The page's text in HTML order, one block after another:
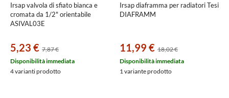
Irsap valvola di sfiato bianca e
cromata da 1/2" orientabile
ASIVAL03E
5,23 € 7,87 €
Disponibilità immediata
4 varianti prodotto
Irsap diaframma per radiatori Tesi
DIAFRAMM
11,99 € 18,02 €
Disponibilità immediata
1 variante prodotto